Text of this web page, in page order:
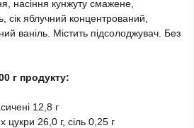
насіння кунжуту смажене,
сік яблучний концентрований,
ваніль. Містить підсолоджувач. Без
г продукту:
12,8 г
цукри 26,0 г, сіль 0,25 г